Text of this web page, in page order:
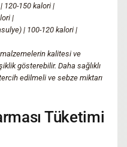
120-150 kalori |
|
| 100-120 kalori |
malzemelerin kalitesi ve
gösterebilir. Daha sağlıklı
edilmeli ve sebze miktarı
Tüketimi